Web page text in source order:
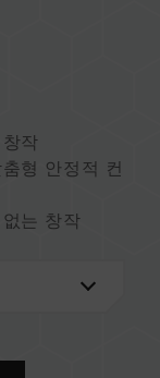
작
형 안정적 컨
는 창작